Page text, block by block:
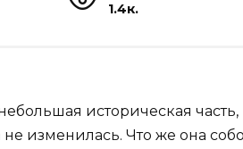
1.4к.
историческая часть,
изменилась. Что же она